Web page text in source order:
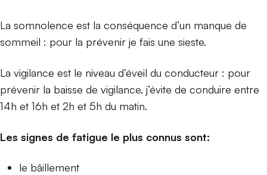
La somnolence est la conséquence d’un manque de
sommeil : pour la prévenir je fais une sieste.
La vigilance est le niveau d’éveil du conducteur : pour
prévenir la baisse de vigilance, j’évite de conduire entre
14h et 16h et 2h et 5h du matin.
Les signes de fatigue le plus connus sont:
le bâillement